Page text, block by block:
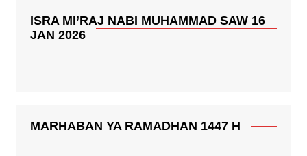
ISRA MI’RAJ NABI MUHAMMAD SAW 16
JAN 2026
MARHABAN YA RAMADHAN 1447 H